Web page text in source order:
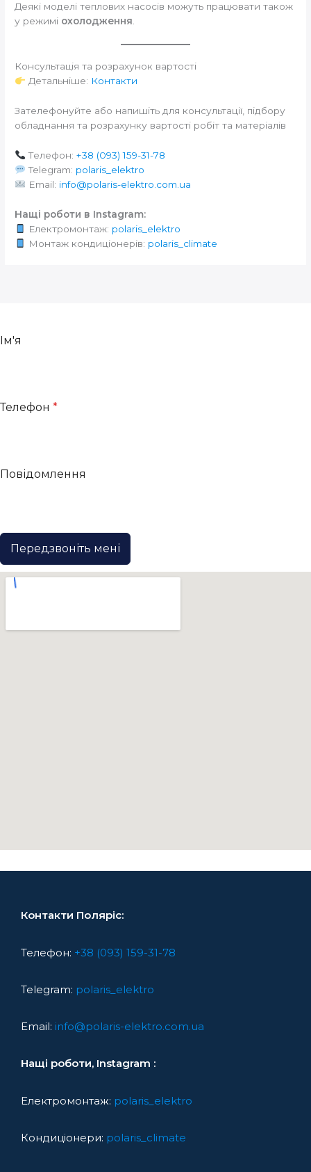
Деякі моделі теплових насосів можуть працювати також
у режимі охолодження.
Консультація та розрахунок вартості
Детальніше: Контакти
Зателефонуйте або напишіть для консультації, підбору
обладнання та розрахунку вартості робіт та матеріалів
Телефон: +38 (093) 159-31-78
Telegram: polaris_elektro
Email: info@polaris-elektro.com.ua
Нащі роботи в Instagram:
Електромонтаж: polaris_elektro
Монтаж кондиціонерів: polaris_climate
Ім'я
Телефон *
Повідомлення
Передзвоніть мені
Контакти Поляріс:
Телефон: +38 (093) 159-31-78
Telegram: polaris_elektro
Email: info@polaris-elektro.com.ua
Нащі роботи, Instagram :
Електромонтаж: polaris_elektro
Кондиціонери: polaris_climate